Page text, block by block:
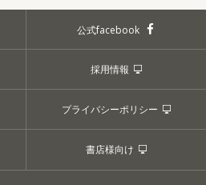
公式facebook
採用情報
プライバシーポリシー
書店様向け